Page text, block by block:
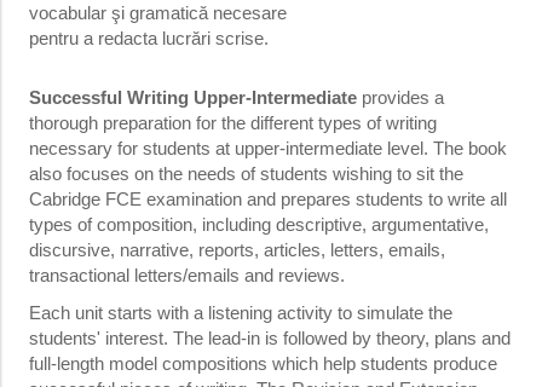
vocabular şi gramatică necesare
pentru a redacta lucrări scrise.
Successful Writing Upper-Intermediateprovides a
thorough preparation for the different types of writing
necessary for students at upper-intermediate level. The book
also focuses on the needs of students wishing to sit the
Cabridge FCE examination and prepares students to write all
types of composition, including descriptive, argumentative,
discursive, narrative, reports, articles, letters, emails,
transactional letters/emails and reviews.
Each unit starts with a listening activity to simulate the
students' interest. The lead-in is followed by theory, plans and
full-length model compositions which help students produce